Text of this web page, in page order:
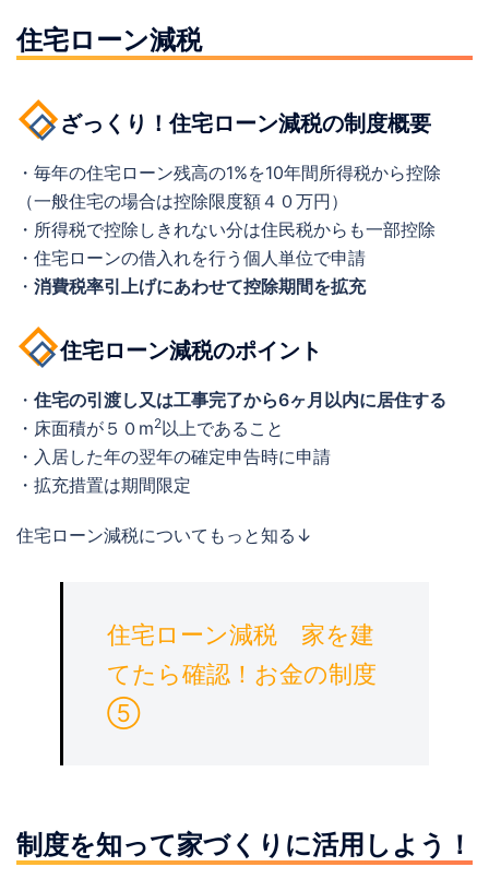
住宅ローン減税
ざっくり！住宅ローン減税の制度概要
・毎年の住宅ローン残高の1%を10年間所得税から控除
（一般住宅の場合は控除限度額４０万円）
・所得税で控除しきれない分は住民税からも一部控除
・住宅ローンの借入れを行う個人単位で申請
・ 消費税率引上げにあわせて控除期間を拡充
住宅ローン減税のポイント
・ 住宅の引渡し又は工事完了から6ヶ月以内に居住する
・床面積が５０m2以上であること
・入居した年の翌年の確定申告時に申請
・拡充措置は期間限定
住宅ローン減税についてもっと知る↓
住宅ローン減税 家を建
てたら確認！お金の制度
⑤
制度を知って家づくりに活用しよう！